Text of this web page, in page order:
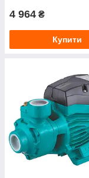
4 964 ₴
Купити